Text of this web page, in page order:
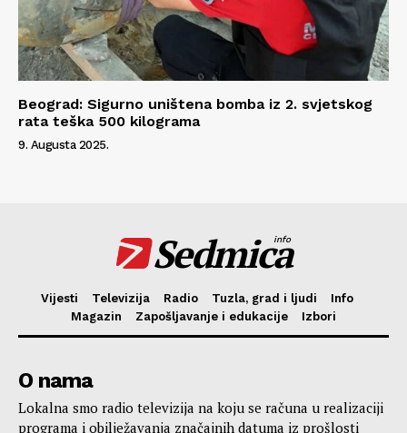
Beograd: Sigurno uništena bomba iz 2. svjetskog
rata teška 500 kilograma
9. Augusta 2025.
Sedmica
info
Vijesti Televizija Radio Tuzla, grad i ljudi
Info
Magazin
Zapošljavanje i edukacije Izbori
O nama
Lokalna smo radio televizija na koju se računa u realizaciji
programa i obilježavanja značajnih datuma iz prošlosti